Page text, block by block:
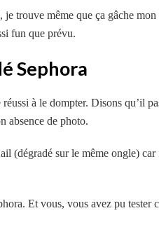
je trouve même que ça gâche
fun que prévu.
Sephora
à le dompter. Disons qu’il
absence de photo.
(dégradé sur le même ongle)
Et vous, vous avez pu tester